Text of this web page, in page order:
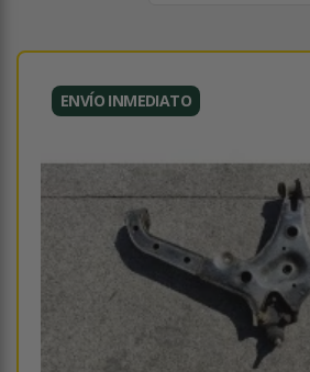
ENVÍO INMEDIATO